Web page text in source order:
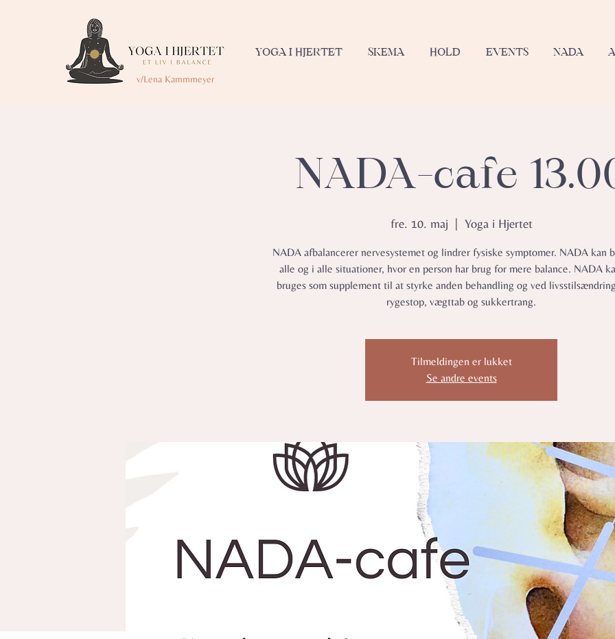
v/Lena Kammmeyer
YOGA I HJERTET SKEMA HOLD EVENTS NADA
NADA-cafe
fre. 10. maj Yoga i Hjertet
NADA afbalancerer nervesystemet og lindrer fysiske symptomer.​ NADA kan
alle og i alle situationer, hvor en person har brug for mere balance. NADA
bruges som supplement til at styrke anden behandling og ved
rygestop, vægttab og sukkertrang.
Tilmeldingen er lukket
Se andre events